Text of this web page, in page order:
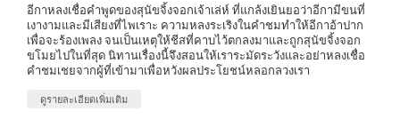
อีกาหลงเชื่อคำพูดของสุนัขจิ้งจอกเจ้าเล่ห์ ที่แกล้งเยินยอว่าอีกามีขนที่
เงางามและมีเสียงที่ไพเราะ ความหลงระเริงในคำชมทำให้อีกาอ้าปาก
เพื่อจะร้องเพลง จนเป็นเหตุให้ชีสที่คาบไว้ตกลงมาและถูกสุนัขจิ้งจอก
ขโมยไปในที่สุด นิทานเรื่องนี้จึงสอนให้เราระมัดระวังและอย่าหลงเชื่อ
คำชมเชยจากผู้ที่เข้ามาเพื่อหวังผลประโยชน์หลอกลวงเรา
ดูรายละเอียดเพิ่มเติม